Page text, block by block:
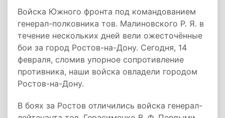
Войска Южного фронта под командованием
генерал-полковника тов. Малиновского Р. Я. в
течение нескольких дней вели ожесточённые
бои за город Ростов-на-Дону. Сегодня, 14
февраля, сломив упорное сопротивление
противника, наши войска овладели городом
Ростов-на-Дону.
В боях за Ростов отличились войска генерал-